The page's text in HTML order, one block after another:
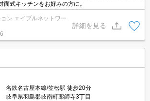
面式キッチンをお好みの方に。
ン エイブルネットワー
詳細を見る
名鉄名古屋本線/笠松駅 徒歩20分
岐阜県羽島郡岐南町薬師寺3丁目